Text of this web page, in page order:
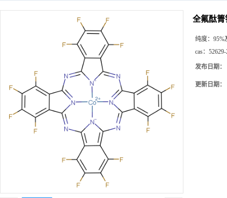
全氟酞箐
纯度： 95%
cas：
发布日期：
更新日期：